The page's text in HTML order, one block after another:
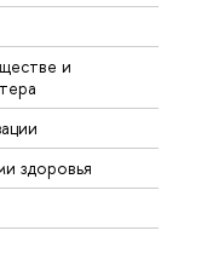
и
здоровья